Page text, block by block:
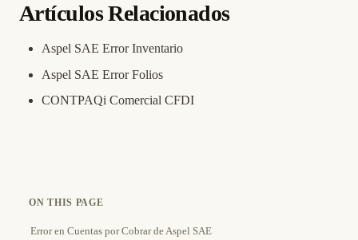
Artículos Relacionados
Aspel SAE Error Inventario
Aspel SAE Error Folios
CONTPAQi Comercial CFDI
ON THIS PAGE
Error en Cuentas por Cobrar de Aspel SAE